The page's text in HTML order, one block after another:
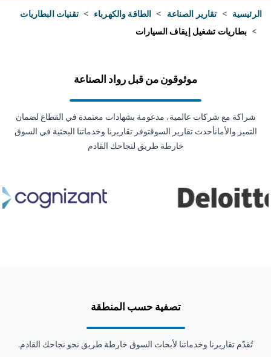
الرئيسية > تقارير الصناعة > الطاقة والكهرباء > تقنيات البطاريات
> بطاريات تشغيل إيقاف السيارات
موثوقون من قبل رواد الصناعة
شراكة مع شركات عالمية، مدعومة بشهادات معتمدة في القطاع لضمان
التميز والأمانأحدث تقارير السوقتوفر تقاريرنا وخدماتنا البحثية في السوق
خارطة طريق لنجاحك القادم
تصفية حسب المنطقة
تُقدّم تقاريرنا وخدماتنا لأبحاث السوق خارطة طريق نحو نجاحك القادم.